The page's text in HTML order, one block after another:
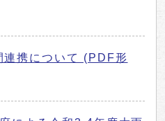
携について (PDF形